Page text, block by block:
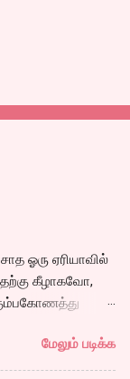
ஓரு ஏரியாவில்
கீழாகவோ,
எப்படி
, சங்கீதா
மேலும் படிக்க